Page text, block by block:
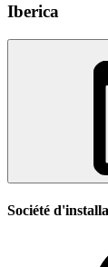
Iberica
Société